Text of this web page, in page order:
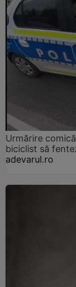
Urmărire
biciclist să
adevarul.ro